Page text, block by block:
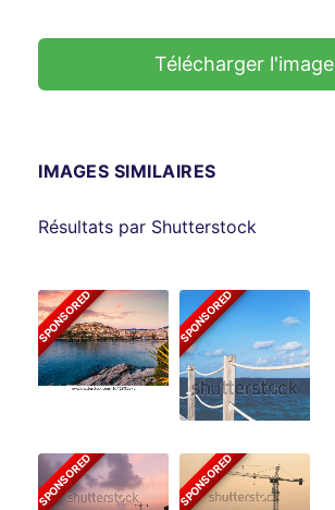
Télécharger l'image
IMAGES SIMILAIRES
Résultats par Shutterstock
SPONSORED SPONSORED
SPONSORED SPONSORED